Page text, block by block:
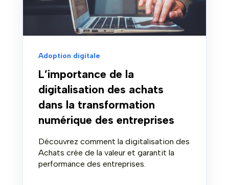
Adoption digitale
L’importance de la
digitalisation des achats
dans la transformation
numérique des entreprises
Découvrez comment la digitalisation des
Achats crée de la valeur et garantit la
performance des entreprises.